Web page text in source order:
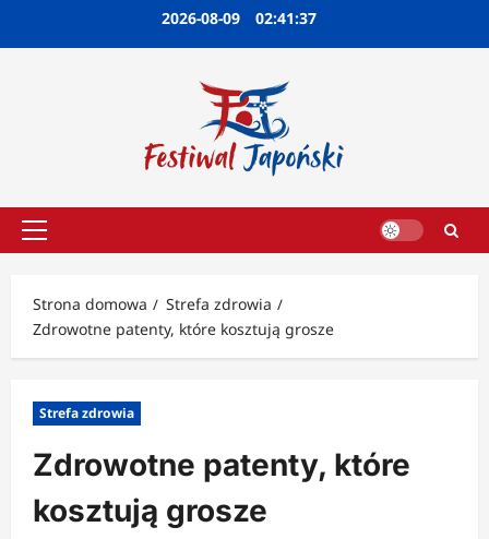
2026-08-09 02:41:38
Menu
Strona domowa
Strefa zdrowia
Zdrowotne patenty, które kosztują grosze
Strefa zdrowia
Zdrowotne patenty, które
kosztują grosze